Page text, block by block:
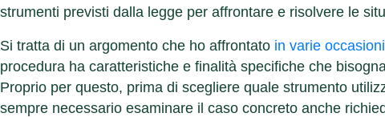
strumenti previsti dalla legge per affrontare e risolvere le
Si tratta di un argomento che ho affrontato in varie
procedura ha caratteristiche e finalità specifiche che
Proprio per questo, prima di scegliere quale strumento
sempre necessario esaminare il caso concreto anche